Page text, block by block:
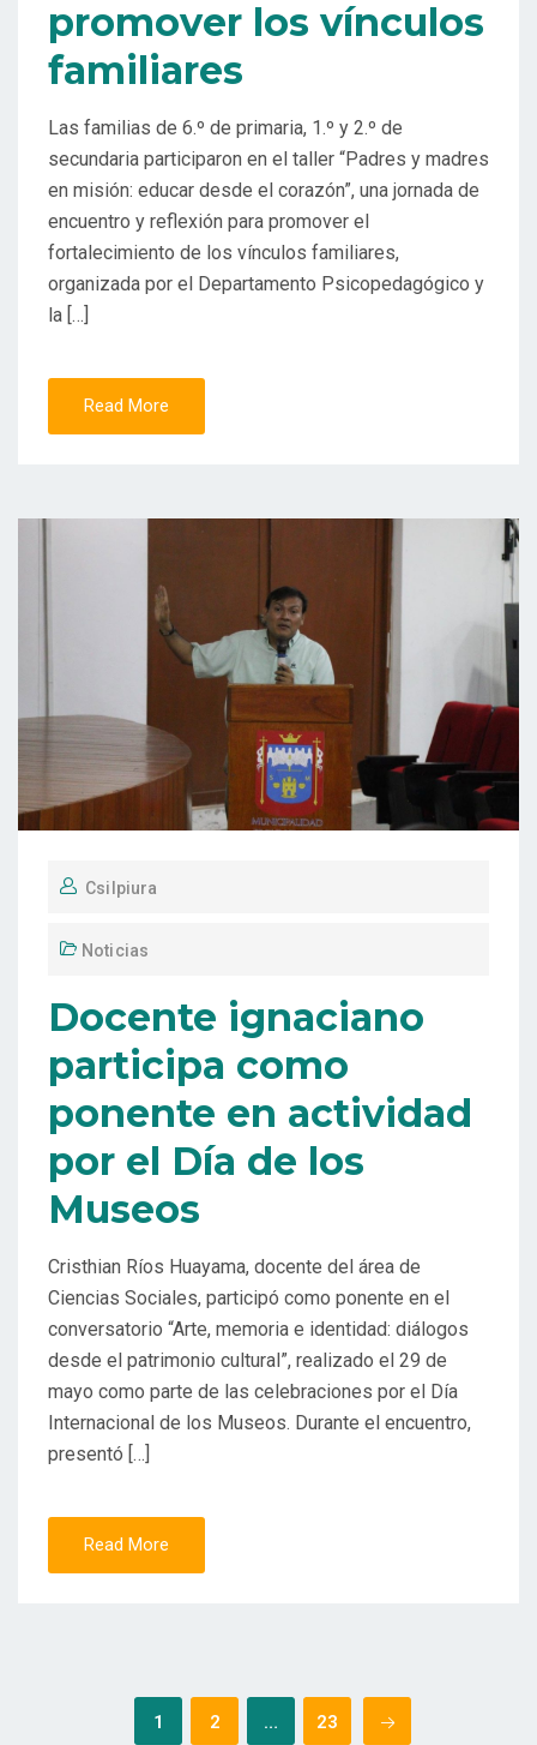
promover los vínculos
familiares
Las familias de 6.º de primaria, 1.º y 2.º de
secundaria participaron en el taller “Padres y madres
en misión: educar desde el corazón”, una jornada de
encuentro y reflexión para promover el
fortalecimiento de los vínculos familiares,
organizada por el Departamento Psicopedagógico y
la […]
Read More
Csilpiura
Noticias
Docente ignaciano
participa como
ponente en actividad
por el Día de los
Museos
Cristhian Ríos Huayama, docente del área de
Ciencias Sociales, participó como ponente en el
conversatorio “Arte, memoria e identidad: diálogos
desde el patrimonio cultural”, realizado el 29 de
mayo como parte de las celebraciones por el Día
Internacional de los Museos. Durante el encuentro,
presentó […]
Read More
Posts
1 2 … 23